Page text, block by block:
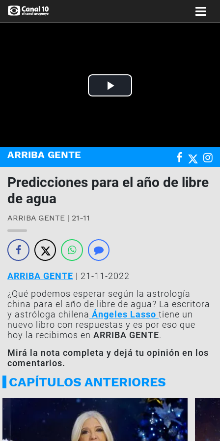
Play
ARRIBA GENTE
Predicciones para el año de libre
de agua
ARRIBA GENTE | 21-11
ARRIBA GENTE | 21-11-2022
¿Qué podemos esperar según la astrología
china para el año de libre de agua? La escritora
y astróloga chilena Ángeles Lasso tiene un
nuevo libro con respuestas y es por eso que
hoy la recibimos en ARRIBA GENTE.
Mirá la nota completa y dejá tu opinión en los
comentarios.
CAPÍTULOS ANTERIORES